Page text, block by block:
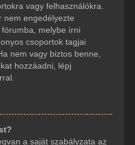
vagy felhasználókra.
nem engedélyezte
melybe írni
csoportok tagjai
nem vagy biztos benne,
hozzáadni, lépj
a saját szabályzata az